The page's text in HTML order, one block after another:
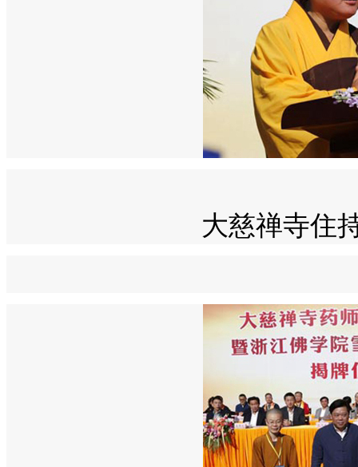
大慈禅寺住